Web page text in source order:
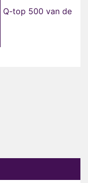
Q-top 500 van de